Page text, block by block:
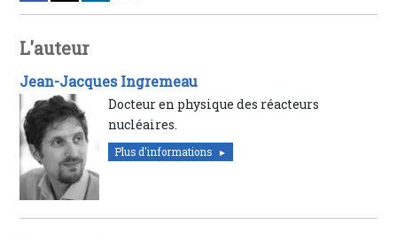
L'auteur
Jean-Jacques Ingremeau
Docteur en physique des réacteurs
nucléaires.
Plus d'informations